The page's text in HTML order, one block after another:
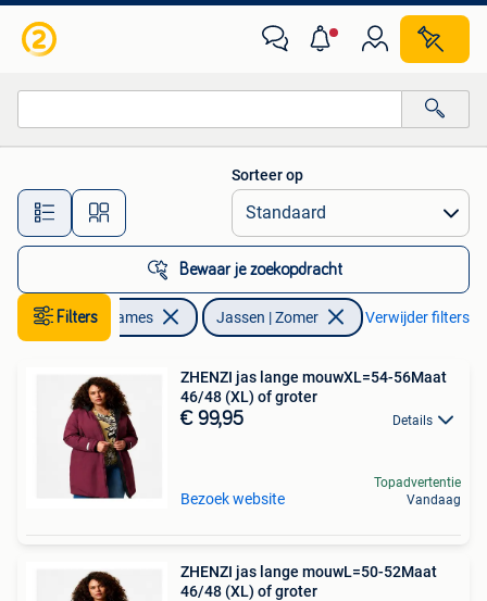
Alle afstanden…
Sorteer op
Bewaar je zoekopdracht
Filters
Kleding | Dames Jassen | Zomer Verwijder filters
ZHENZI jas lange mouwXL=54-56Maat
46/48 (XL) of groter
€ 99,95 Details
Bezoek website
Topadvertentie
Vandaag
ZHENZI jas lange mouwL=50-52Maat
46/48 (XL) of groter